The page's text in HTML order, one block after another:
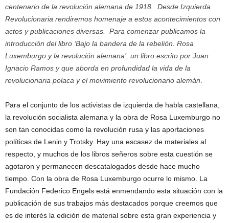
centenario de la revolución alemana de 1918. Desde Izquierda
Revolucionaria rendiremos homenaje a estos acontecimientos con
actos y publicaciones diversas. Para comenzar publicamos la
introducción del libro ‘Bajo la bandera de la rebelión. Rosa
Luxemburgo y la revolución alemana’, un libro escrito por Juan
Ignacio Ramos y que aborda en profundidad la vida de la
revolucionaria polaca y el movimiento revolucionario alemán
Para el conjunto de los activistas de izquierda de habla castellana,
la revolución socialista alemana y la obra de Rosa Luxemburgo no
son tan conocidas como la revolución rusa y las aportaciones
políticas de Lenin y Trotsky. Hay una escasez de materiales al
respecto, y muchos de los libros señeros sobre esta cuestión se
agotaron y permanecen descatalogados desde hace mucho
tiempo. Con la obra de Rosa Luxemburgo ocurre lo mismo. La
Fundación Federico Engels está enmendando esta situación con la
publicación de sus trabajos más destacados porque creemos que
es de interés la edición de material sobre esta gran experiencia y